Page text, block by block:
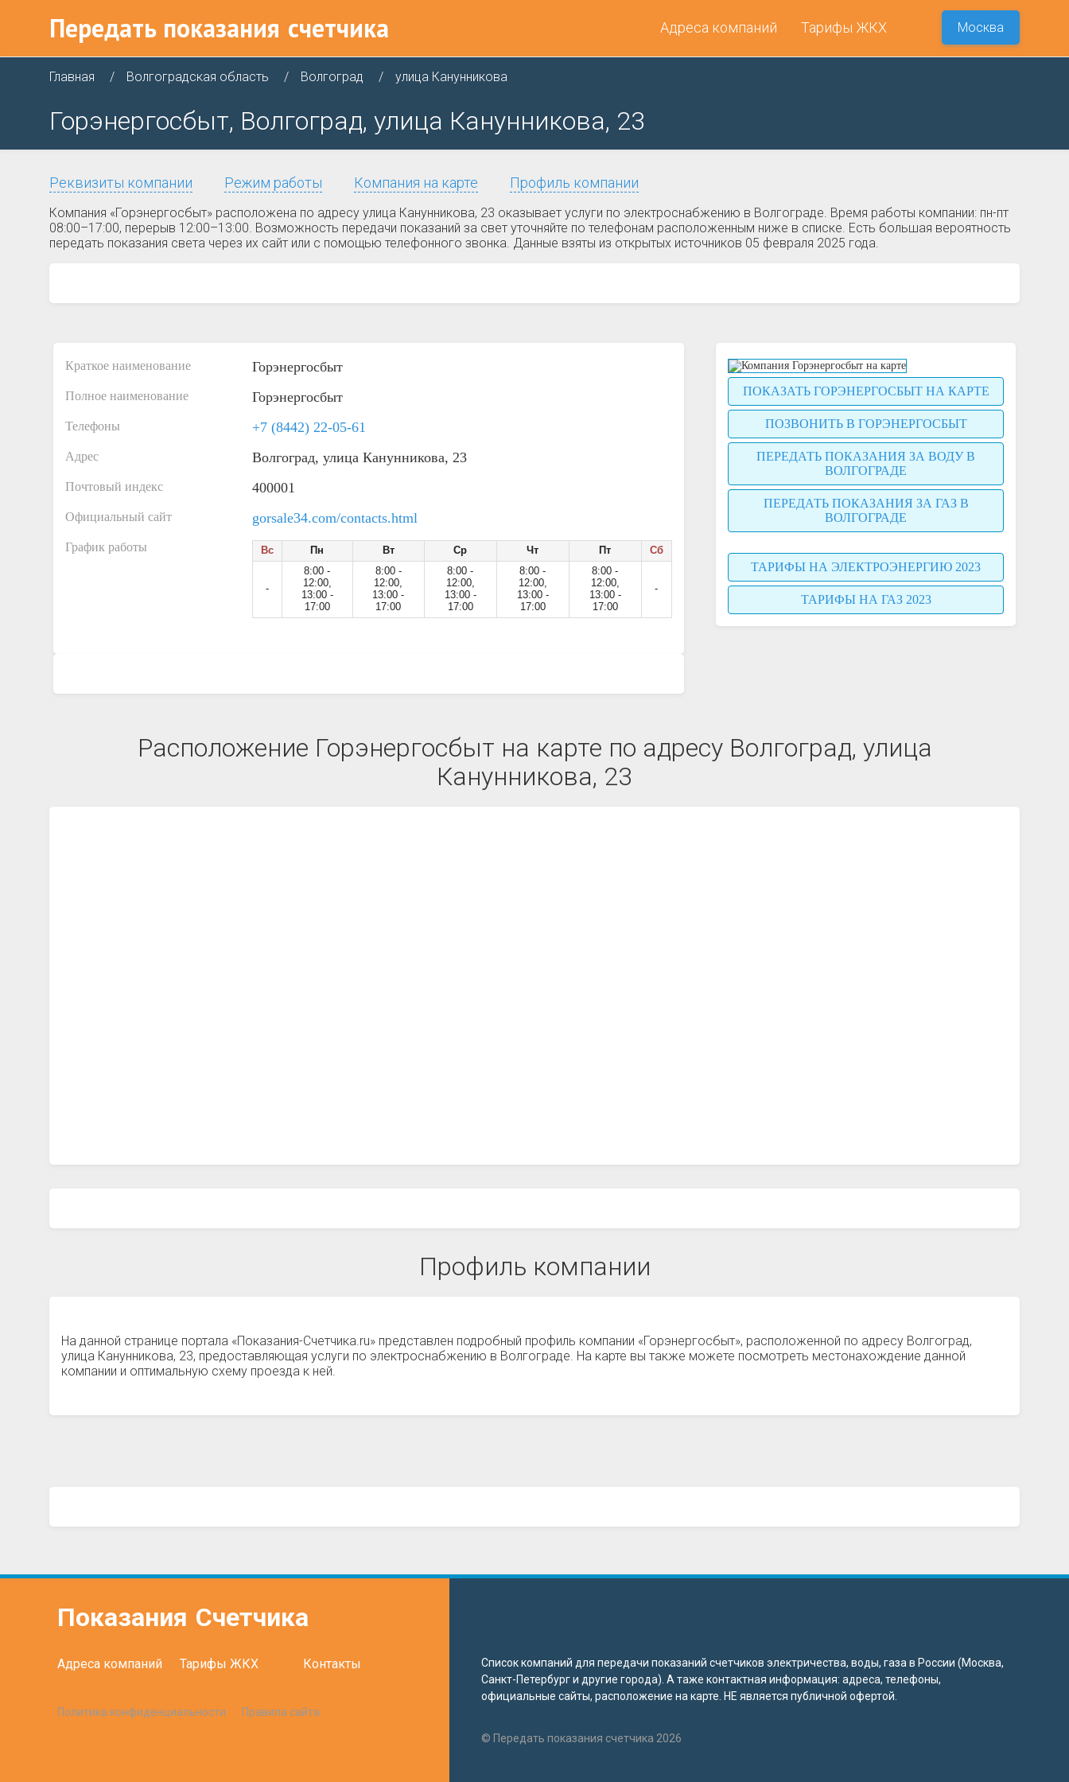
Передать показания счетчика Адреса компаний Тарифы ЖКХ Москва
Главная Волгоградская область Волгоград улица Канунникова
Горэнергосбыт, Волгоград, улица Канунникова, 23
Реквизиты компании Режим работы Компания на карте Профиль компании
Компания «Горэнергосбыт» расположена по адресу улица Канунникова, 23 оказывает услуги по электроснабжению в Волгограде. Время работы компании: пн-пт
08:00–17:00, перерыв 12:00–13:00. Возможность передачи показаний за свет уточняйте по телефонам расположенным ниже в списке. Есть большая вероятность
передать показания света через их сайт или с помощью телефонного звонка. Данные взяты из открытых источников 05 февраля 2025 года.
Краткое наименование Горэнергосбыт
Полное наименование Горэнергосбыт
Телефоны +7 (8442) 22-05-61
Адрес Волгоград, улица Канунникова, 23
Почтовый индекс 400001
Официальный сайт gorsale34.com/contacts.html
График работы Вс Пн Вт Ср Чт Пт Сб
-
8:00 -
12:00,
13:00 -
17:00
8:00 -
12:00,
13:00 -
17:00
8:00 -
12:00,
13:00 -
17:00
8:00 -
12:00,
13:00 -
17:00
8:00 -
12:00,
13:00 -
17:00
-
ПОКАЗАТЬ ГОРЭНЕРГОСБЫТ НА КАРТЕ
ПОЗВОНИТЬ В ГОРЭНЕРГОСБЫТ
ПЕРЕДАТЬ ПОКАЗАНИЯ ЗА ВОДУ В
ВОЛГОГРАДЕ
ПЕРЕДАТЬ ПОКАЗАНИЯ ЗА ГАЗ В
ВОЛГОГРАДЕ
ТАРИФЫ НА ЭЛЕКТРОЭНЕРГИЮ 2023
ТАРИФЫ НА ГАЗ 2023
Расположение Горэнергосбыт на карте по адресу Волгоград, улица
Канунникова, 23
Профиль компании
На данной странице портала «Показания-Счетчика.ru» представлен подробный профиль компании «Горэнергосбыт», расположенной по адресу Волгоград,
улица Канунникова, 23, предоставляющая услуги по электроснабжению в Волгограде. На карте вы также можете посмотреть местонахождение данной
компании и оптимальную схему проезда к ней.
Показания Счетчика
Адреса компаний Тарифы ЖКХ Контакты
Политика конфиденциальности Правила сайта
Список компаний для передачи показаний счетчиков электричества, воды, газа в России (Москва,
Санкт-Петербург и другие города). А таже контактная информация: адреса, телефоны,
официальные сайты, расположение на карте. НЕ является публичной офертой.
© Передать показания счетчика 2026